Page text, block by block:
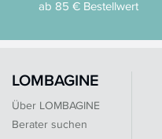
ab 85 € Bestellwert
LOMBAGINE
Über LOMBAGINE
Berater suchen